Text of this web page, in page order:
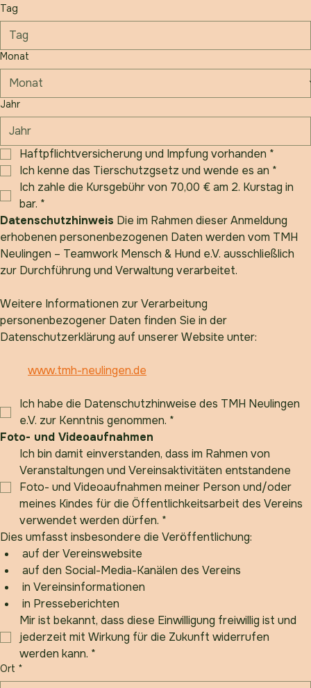
Tag
Monat
Jahr
Haftpflichtversicherung und Impfung vorhanden *
Ich kenne das Tierschutzgsetz und wende es an*
Ich zahle die Kursgebühr von 70,00 € am 2. Kurstag in
bar. *
Datenschutzhinweis Die im Rahmen dieser Anmeldung
erhobenen personenbezogenen Daten werden vom TMH
Neulingen – Teamwork Mensch & Hund e.V. ausschließlich
Weitere Informationen zur Verarbeitung
personenbezogener Daten finden Sie in der
Ich habe die Datenschutzhinweise des TMH Neulingen
e.V. zur Kenntnis genommen.
Foto- und Videoaufnahmen
Ich bin damit einverstanden, dass im Rahmen von
Veranstaltungen und Vereinsaktivitäten entstandene
Foto- und Videoaufnahmen meiner Person und/oder
meines Kindes für die Öffentlichkeitsarbeit des Vereins
verwendet werden dürfen. *
Dies umfasst insbesondere die Veröffentlichung:
auf der Vereinswebsite
auf den Social-Media-Kanälen des Vereins
in Vereinsinformationen
in Presseberichten
Mir ist bekannt, dass diese Einwilligung freiwillig ist und
jederzeit mit Wirkung für die Zukunft widerrufen
werden kann.
Ort *